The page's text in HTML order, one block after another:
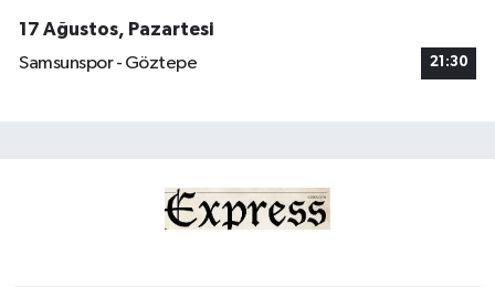
17 Ağustos, Pazartesi
Samsunspor - Göztepe
21:30